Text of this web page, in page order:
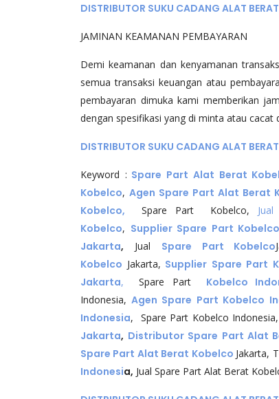
DISTRIBUTOR SUKU CADANG ALAT
JAMINAN KEAMANAN PEMBAYARAN
Demi keamanan dan kenyamanan
semua transaksi keuangan atau
pembayaran dimuka kami memberikan
dengan spesifikasi yang di minta atau
DISTRIBUTOR SUKU CADANG ALAT
Keyword : Spare Part Alat Berat
Kobelco,Agen Spare Part Alat Berat
Kobelco, Spare Part Kobelco,
Kobelco, Supplier Spare Part
Jakarta, Jual Spare Part Kobelco
Kobelco Jakarta, Supplier Spare Part
Jakarta, Spare Part Kobelco
Indonesia, Agen Spare Part Kobelco
Indonesia, Spare Part Kobelco
Jakarta, Distributor Spare Part Alat
Spare Part Alat Berat Kobelco Jakarta,
Indonesia, Jual Spare Part Alat Berat